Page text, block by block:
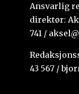
Ansvarlig
direktør:
741 /
43 567 /